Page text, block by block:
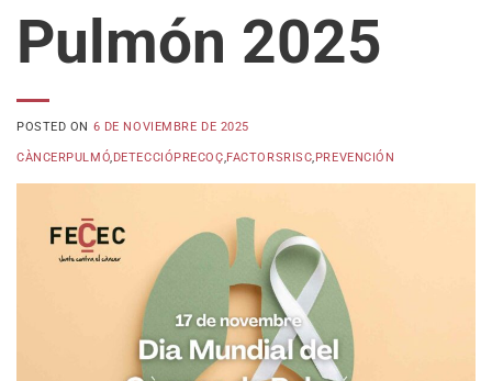
Pulmón 2025
POSTED ON 6 DE NOVIEMBRE DE 2025
CÀNCERPULMÓ,DETECCIÓPRECOÇ,FACTORSRISC,PREVENCIÓN